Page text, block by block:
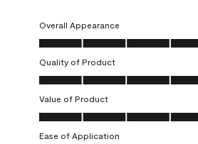
Overall Appearance
Overall Appearance, 5.0 out of 5
Quality of Product
Quality of Product, 5.0 out of 5
Value of Product
Value of Product, 5.0 out of 5
Ease of Application